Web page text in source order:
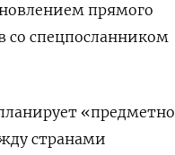
прямого
со спецпосланником
«предметно
странами